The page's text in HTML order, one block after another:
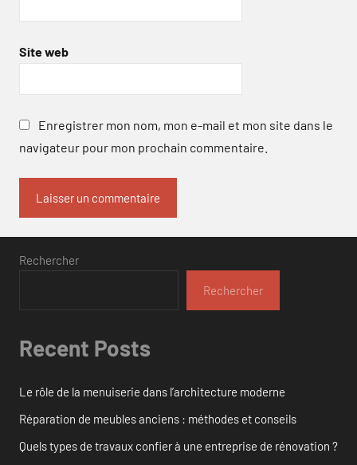
Site web
Enregistrer mon nom, mon e-mail et mon site dans le
navigateur pour mon prochain commentaire.
Rechercher
Rechercher
Recent Posts
Le rôle de la menuiserie dans l’architecture moderne
Réparation de meubles anciens : méthodes et conseils
Quels types de travaux confier à une entreprise de rénovation ?